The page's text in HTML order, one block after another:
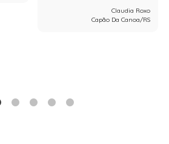
Claudia Roxo
Capão Da Canoa/RS